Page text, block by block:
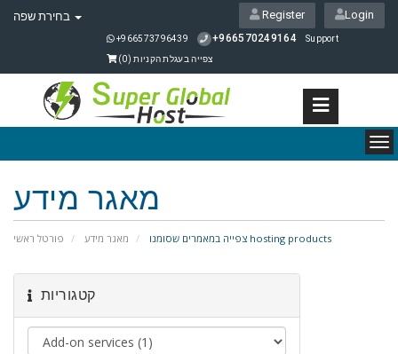
Login
Register
+966573796439 +966570249164 Support
צפייה בעגלת הקניות (0
)
מאגר מידע
פורטל ראשי מאגר מידע צפייה במאמרים שסומנו hosting products
קטגוריות